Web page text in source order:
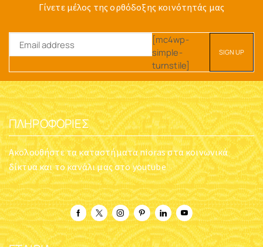
Γίνετε μέλος της ορθόδοξης κοινότητάς μας
[mc4wp-
simple-
turnstile]
ΠΛΗΡΟΦΟΡΊΕΣ
Ακολουθήστε τα καταστήματα nioras στα κοινωνικά
δίκτυα και το κανάλι μας στο youtube